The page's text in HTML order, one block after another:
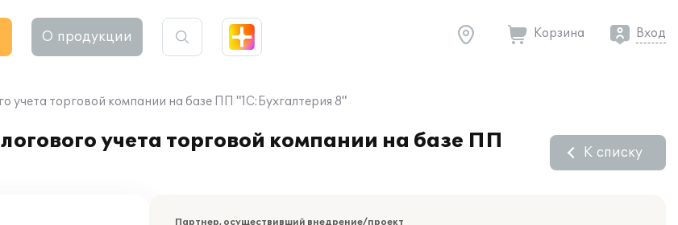
О продукции Корзина Вход
учета торговой компании на базе ПП "1С:Бухгалтерия 8"
учета торговой компании на базе ПП
К списку
Партнер, осуществивший внедрение/проект